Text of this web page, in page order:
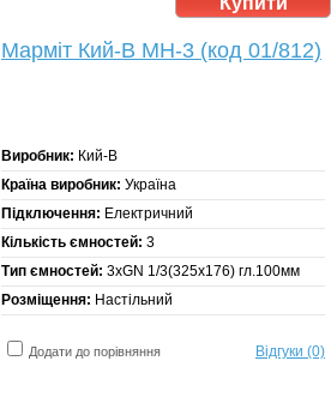
Марміт Кий-В МН-3 (код 01/812)
Виробник: Кий-В
Країна виробник: Україна
Підключення: Електричний
Кількість ємностей: 3
Тип ємностей: 3хGN 1/3(325х176) гл.100мм
Розміщення: Настільний
Додати до порівняння Відгуки (0)